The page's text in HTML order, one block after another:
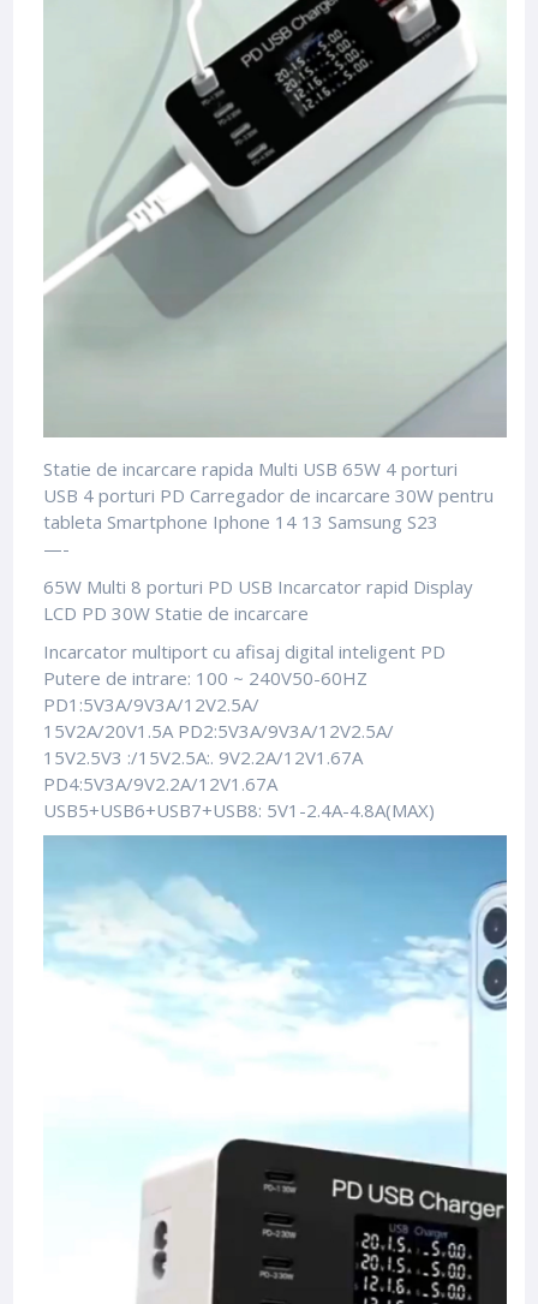
Statie de incarcare rapida Multi USB 65W 4 porturi
USB 4 porturi PD Carregador de incarcare 30W pentru
tableta Smartphone Iphone 14 13 Samsung S23
—-
65W Multi 8 porturi PD USB Incarcator rapid Display
LCD PD 30W Statie de incarcare
Incarcator multiport cu afisaj digital inteligent PD
Putere de intrare: 100 ~ 240V50-60HZ
PD1:5V3A/9V3A/12V2.5A/
15V2A/20V1.5A PD2:5V3A/9V3A/12V2.5A/
15V2.5V3 :/15V2.5A:. 9V2.2A/12V1.67A
PD4:5V3A/9V2.2A/12V1.67A
USB5+USB6+USB7+USB8: 5V1-2.4A-4.8A(MAX)